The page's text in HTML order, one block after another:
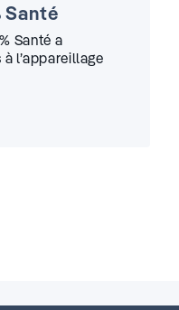
Santé
Santé a
l’appareillage